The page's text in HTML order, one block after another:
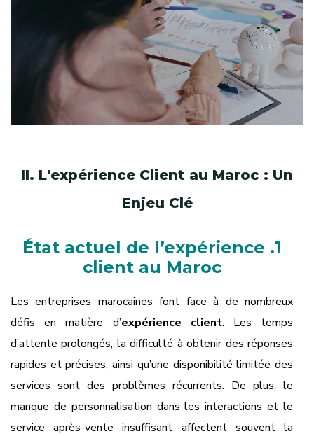
II. L'expérience Client au Maroc : Un
Enjeu Clé
1. État actuel de l’expérience
client au Maroc
Les entreprises marocaines font face à de nombreux
défis en matière d’expérience client. Les temps
d’attente prolongés, la difficulté à obtenir des réponses
rapides et précises, ainsi qu’une disponibilité limitée des
services sont des problèmes récurrents. De plus, le
manque de personnalisation dans les interactions et le
service après-vente insuffisant affectent souvent la